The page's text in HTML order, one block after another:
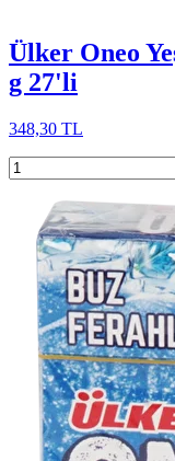
Ülker Oneo
g 27'li
348,30 TL